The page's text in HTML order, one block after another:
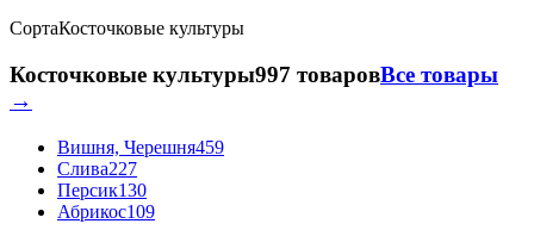
СортаКосточковые культуры
Косточковые культуры997 товаровВсе товары
→
Вишня, Черешня459
Слива227
Персик130
Абрикос109